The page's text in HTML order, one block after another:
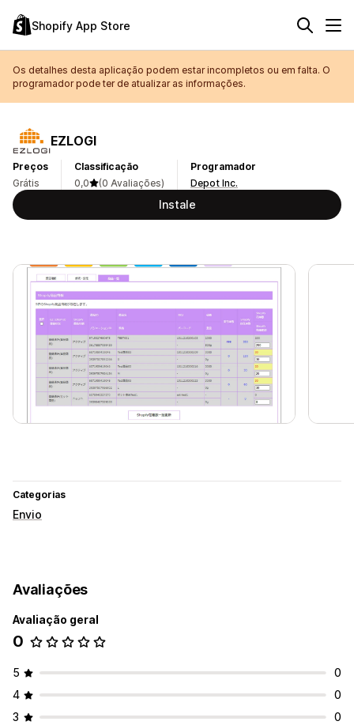
Shopify App Store
Os detalhes desta aplicação podem estar incompletos ou em falta. O
programador pode ter de atualizar as informações.
EZLOGI
Preços
Grátis
Classificação
0,0
(0 Avaliações)
Programador
Depot Inc.
Instale
Categorias
Envio
Avaliações
Avaliação geral
0
5
0
4
0
3
0